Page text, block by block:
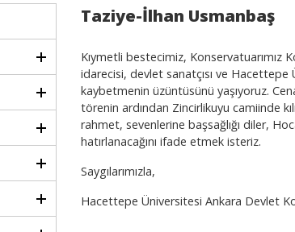
Taziye-İlhan Usmanbaş
Kıymetli bestecimiz, Konservatuarımız
idarecisi, devlet sanatçısı ve
kaybetmenin üzüntüsünü yaşıyoruz.
törenin ardından Zincirlikuyu camiinde
rahmet, sevenlerine başsağlığı diler,
hatırlanacağını ifade etmek isteriz.
Saygılarımızla,
Hacettepe Üniversitesi Ankara Devlet